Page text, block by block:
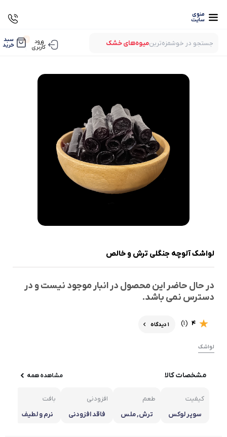
منوی
سایت
جستجو در خوشمزه‌ترینمیوه‌های خشک
لواشک‌های ارگانیک
ورود
کاربری
0 سبد
خرید
لواشک آلوچه جنگلی ترش و خالص
در حال حاضر این محصول در انبار موجود نیست و در
دسترس نمی باشد.
4
(1) 1 دیدگاه
لواشک
مشخصات کالا مشاهده همه
کیفیت
سوپر لوکس
طعم
ترش, ملس
افزودنی
فاقد افزودنی
بافت
نرم و لطیف